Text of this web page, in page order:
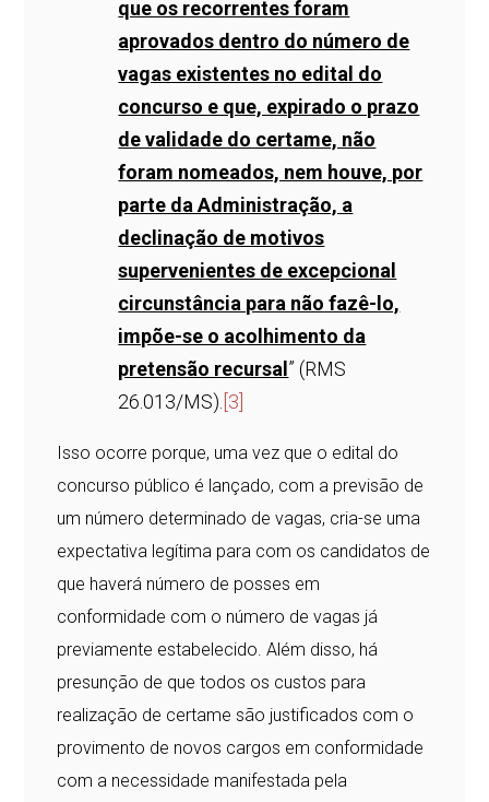
que os recorrentes foram
aprovados dentro do número de
vagas existentes no edital do
concurso e que, expirado o prazo
de validade do certame, não
foram nomeados, nem houve, por
parte da Administração, a
declinação de motivos
supervenientes de excepcional
circunstância para não fazê-lo,
impõe-se o acolhimento da
pretensão recursal ” (RMS
26.013/MS). [3]
Isso ocorre porque, uma vez que o edital do
concurso público é lançado, com a previsão de
um número determinado de vagas, cria-se uma
expectativa legítima para com os candidatos de
que haverá número de posses em
conformidade com o número de vagas já
previamente estabelecido. Além disso, há
presunção de que todos os custos para
realização de certame são justificados com o
provimento de novos cargos em conformidade
com a necessidade manifestada pela